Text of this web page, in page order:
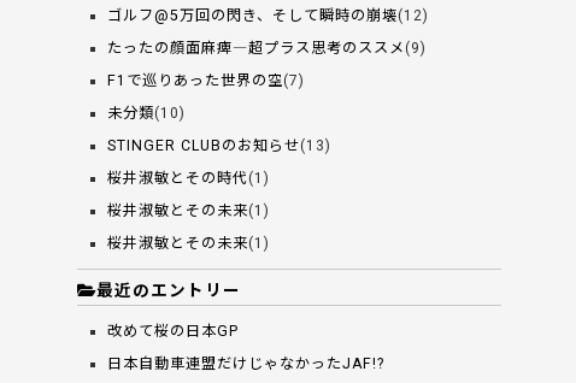
ゴルフ@5万回の閃き、そして瞬時の崩壊(12)
たったの顔面麻痺―超プラス思考のススメ(9)
F1で巡りあった世界の空(7)
未分類(10)
STINGER CLUBのお知らせ(13)
桜井淑敏とその時代(1)
桜井淑敏とその未来(1)
桜井淑敏とその未来(1)
最近のエントリー
改めて桜の日本GP
日本自動車連盟だけじゃなかったJAF!?